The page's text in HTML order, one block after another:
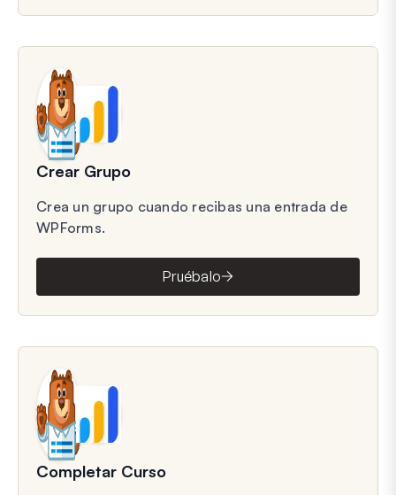
Crear Grupo
Crea un grupo cuando recibas una entrada de
WPForms.
Pruébalo
Completar Curso